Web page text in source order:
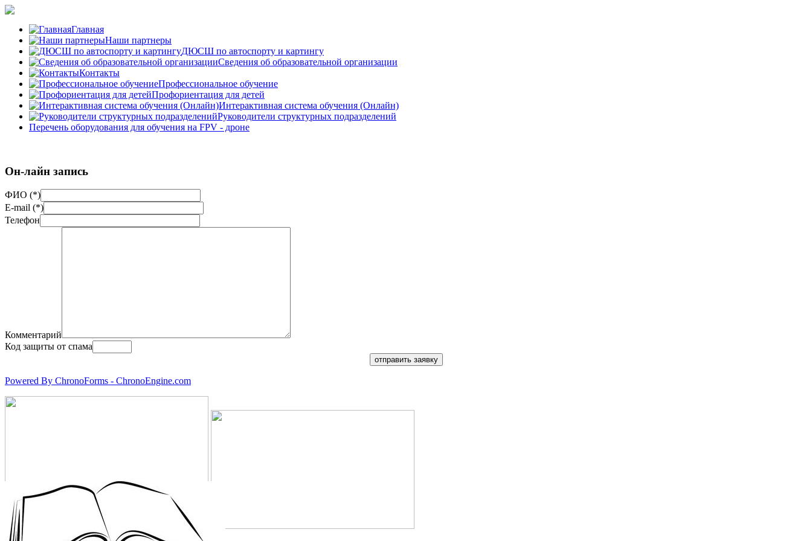
Главная
Наши партнеры
ДЮСШ по автоспорту и картингу
Сведения об образовательной организации
Контакты
Профессиональное обучение
Профориентация для детей
Интерактивная система обучения (Онлайн)
Руководители структурных подразделений
Перечень оборудования для обучения на FPV - дроне
Он-лайн запись
ФИО (*)
E-mail (*)
Телефон
Комментарий
Код защиты от спама
Powered By ChronoForms - ChronoEngine.com
8 (921) 355 - 8 - 355